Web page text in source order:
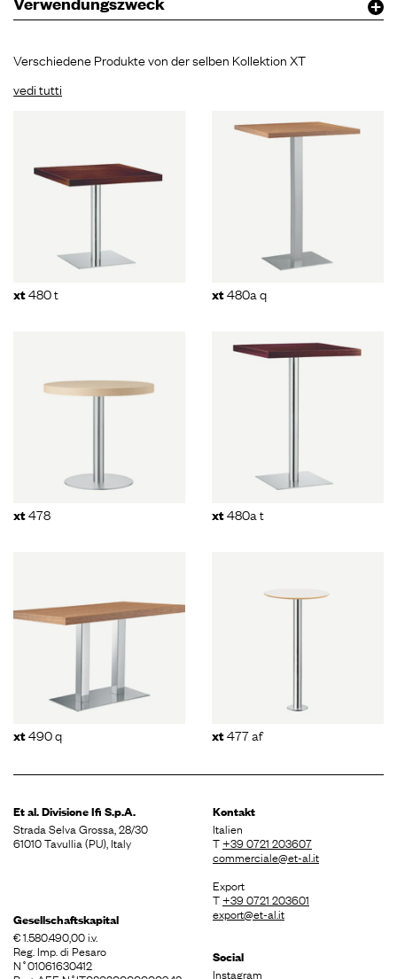
Verschiedene Produkte von der selben Kollektion XT
vedi tutti
xt480 t xt480a q
xt478 xt480a t
xt490 q xt477 af
Et al. DivisioneIfi S.p.A.
Strada Selva Grossa, 28/30
61010 Tavullia (PU), Italy
Gesellschaftskapital
€ 1.580.490,00 i.v.
Reg. Imp. di Pesaro
N˚01061630412
Kontakt
Italien
T+39 0721 203607
commerciale@et-al.it
Export
T+39 0721 203601
export@et-al.it
Social
Instagram